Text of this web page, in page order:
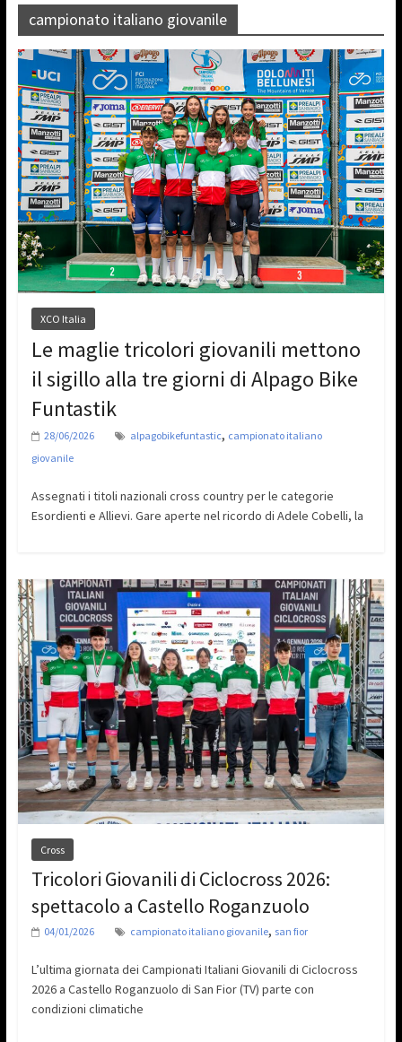
campionato italiano giovanile
XCO Italia
Le maglie tricolori giovanili mettono
il sigillo alla tre giorni di Alpago Bike
Funtastik
28/06/2026 alpagobikefuntastic, campionato italiano
giovanile
Assegnati i titoli nazionali cross country per le categorie
Esordienti e Allievi. Gare aperte nel ricordo di Adele Cobelli, la
Cross
Tricolori Giovanili di Ciclocross 2026:
spettacolo a Castello Roganzuolo
04/01/2026 campionato italiano giovanile, san fior
L’ultima giornata dei Campionati Italiani Giovanili di Ciclocross
2026 a Castello Roganzuolo di San Fior (TV) parte con
condizioni climatiche